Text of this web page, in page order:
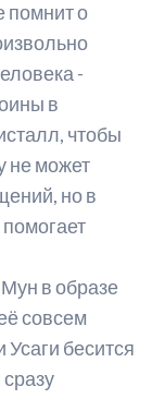
помнит о
-
в
чтобы
не может
но в
в образе
совсем
бесится